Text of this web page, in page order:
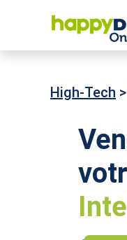
High-Tech >